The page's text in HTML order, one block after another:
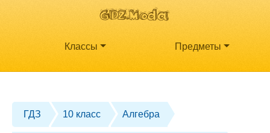
Классы Предметы
ГДЗ 10 класс Алгебра